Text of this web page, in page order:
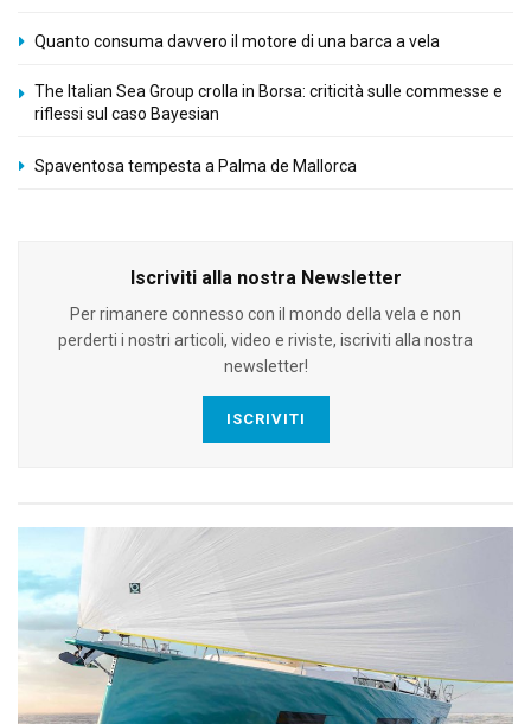
Quanto consuma davvero il motore di una barca a vela
The Italian Sea Group crolla in Borsa: criticità sulle commesse e
riflessi sul caso Bayesian
Spaventosa tempesta a Palma de Mallorca
Iscriviti alla nostra Newsletter
Per rimanere connesso con il mondo della vela e non
perderti i nostri articoli, video e riviste, iscriviti alla nostra
newsletter!
ISCRIVITI